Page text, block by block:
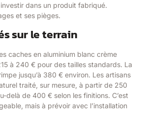
dans un produit fabriqué.
et ses pièges.
sur le terrain
caches en aluminium blanc crème
à 240 € pour des tailles standards. La
jusqu’à 380 € environ. Les artisans
traité, sur mesure, à partir de 250
delà de 400 € selon les finitions. C’est
mais à prévoir avec l’installation